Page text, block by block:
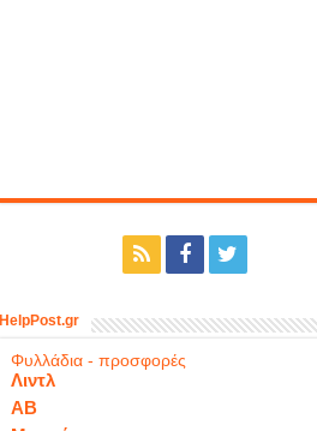
HelpPost.gr
Φυλλάδια - προσφορές
Λιντλ
ΑΒ